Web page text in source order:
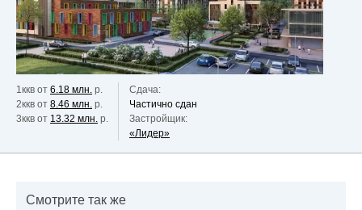
1ккв от 6.18 млн. р.
2ккв от 8.46 млн. р.
3ккв от 13.32 млн. р.
Сдача:
Частично сдан
Застройщик:
«Лидер»
Смотрите так же